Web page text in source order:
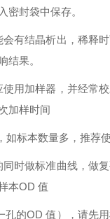
密封袋中保存。
会有结晶析出，稀释
结果。
使用加样器，并经常
加样时间
如标本数量多，推荐
时做标准曲线，做
本OD 值
孔的OD 值），请先